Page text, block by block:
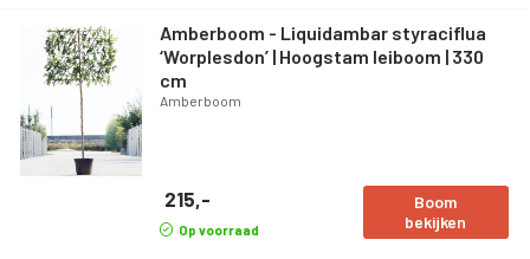
Amberboom - Liquidambar styraciflua
‘Worplesdon’ | Hoogstam leiboom | 330
cm
Amberboom
215,-
Op voorraad
Boom
bekijken